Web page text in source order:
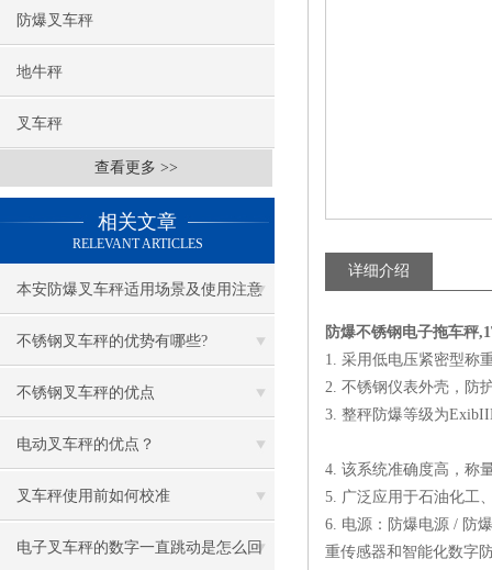
防爆叉车秤
地牛秤
叉车秤
查看更多 >>
相关文章
RELEVANT ARTICLES
本安防爆叉车秤适用场景及使用注意
事项
不锈钢叉车秤的优势有哪些?
不锈钢叉车秤的优点
电动叉车秤的优点？
叉车秤使用前如何校准
电子叉车秤的数字一直跳动是怎么回
详细介绍
防爆不锈钢电子拖车秤
1. 采用低电压紧密型称
2. 不锈钢仪表外壳，防
3. 整秤防爆等级为
4. 该系统准确度高，称
5. 广泛应用于石油化工
6. 电源：防爆电源 / 防
重传感器和智能化数字